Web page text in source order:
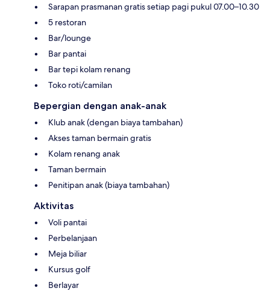
Sarapan prasmanan gratis setiap pagi pukul 07.00–10.30
5 restoran
Bar/lounge
Bar pantai
Bar tepi kolam renang
Toko roti/camilan
Bepergian dengan anak-anak
Klub anak (dengan biaya tambahan)
Akses taman bermain gratis
Kolam renang anak
Taman bermain
Penitipan anak (biaya tambahan)
Aktivitas
Voli pantai
Perbelanjaan
Meja biliar
Kursus golf
Berlayar